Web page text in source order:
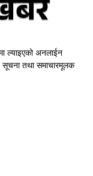
ल्याइएको अनलाईन
सूचना तथा समाचारमूलक